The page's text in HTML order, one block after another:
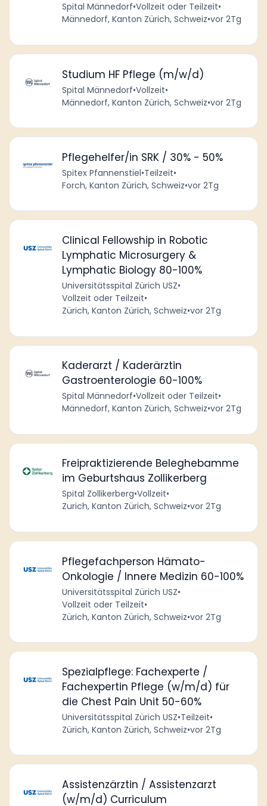
Spital Männedorf•Vollzeit oder Teilzeit•
Männedorf, Kanton Zürich, Schweiz•vor 2Tg
Studium HF Pflege (m/w/d)
Spital Männedorf•Vollzeit•
Männedorf, Kanton Zürich, Schweiz•vor 2Tg
Pflegehelfer/in SRK / 30% - 50%
Spitex Pfannenstiel•Teilzeit•
Forch, Kanton Zürich, Schweiz•vor 2Tg
Clinical Fellowship in Robotic
Lymphatic Microsurgery &
Lymphatic Biology 80-100%
Universitätsspital Zürich USZ•
Vollzeit oder Teilzeit•
Zürich, Kanton Zürich, Schweiz•vor 2Tg
Kaderarzt / Kaderärztin
Gastroenterologie 60-100%
Spital Männedorf•Vollzeit oder Teilzeit•
Männedorf, Kanton Zürich, Schweiz•vor 2Tg
Freipraktizierende Beleghebamme
im Geburtshaus Zollikerberg
Spital Zollikerberg•Vollzeit•
Zurich, Kanton Zürich, Schweiz•vor 2Tg
Pflegefachperson Hämato-
Onkologie / Innere Medizin 60-100%
Universitätsspital Zürich USZ•
Vollzeit oder Teilzeit•
Zürich, Kanton Zürich, Schweiz•vor 2Tg
Spezialpflege: Fachexperte /
Fachexpertin Pflege (w/m/d) für
die Chest Pain Unit 50-60%
Universitätsspital Zürich USZ•Teilzeit•
Zürich, Kanton Zürich, Schweiz•vor 2Tg
Assistenzärztin / Assistenzarzt
(w/m/d) Curriculum